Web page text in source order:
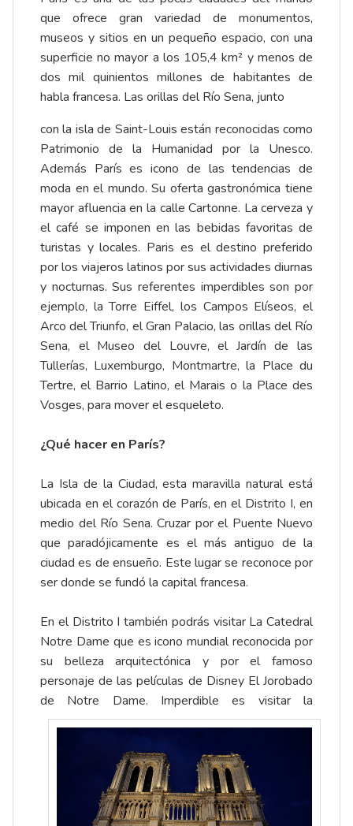
que ofrece gran variedad de monumentos,
museos y sitios en un pequeño espacio, con una
superficie no mayor a los 105,4 km² y menos de
dos mil quinientos millones de habitantes de
habla francesa. Las orillas del Río Sena, junto
con la isla de Saint-Louis están reconocidas como
Patrimonio de la Humanidad por la Unesco.
Además París es icono de las tendencias de
moda en el mundo. Su oferta gastronómica tiene
mayor afluencia en la calle Cartonne. La cerveza y
el café se imponen en las bebidas favoritas de
turistas y locales. Paris es el destino preferido
por los viajeros latinos por sus actividades diurnas
y nocturnas. Sus referentes imperdibles son por
ejemplo, la Torre Eiffel, los Campos Elíseos, el
Arco del Triunfo, el Gran Palacio, las orillas del Río
Sena, el Museo del Louvre, el Jardín de las
Tullerías, Luxemburgo, Montmartre, la Place du
Tertre, el Barrio Latino, el Marais o la Place des
Vosges, para mover el esqueleto.
¿Qué hacer en París?
La Isla de la Ciudad, esta maravilla natural está
ubicada en el corazón de París, en el Distrito I, en
medio del Río Sena. Cruzar por el Puente Nuevo
que paradójicamente es el más antiguo de la
ciudad es de ensueño. Este lugar se reconoce por
ser donde se fundó la capital francesa.
En el Distrito I también podrás visitar La Catedral
Notre Dame que es icono mundial reconocida por
su belleza arquitectónica y por el famoso
personaje de las películas de Disney El Jorobado
de Notre Dame. Imperdible es visitar la